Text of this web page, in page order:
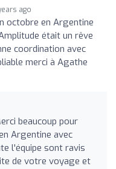
ago
octobre en Argentine
était un rêve
coordination avec
merci à Agathe
beaucoup pour
Argentine avec
l'équipe sont ravis
de votre voyage et